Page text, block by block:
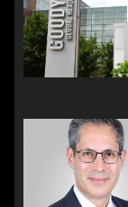
シ
ョ